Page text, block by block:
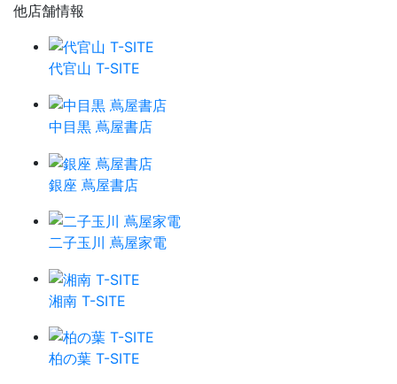
他店舗情報
代官山 T-SITE
中目黒 蔦屋書店
銀座 蔦屋書店
二子玉川 蔦屋家電
湘南 T-SITE
柏の葉 T-SITE